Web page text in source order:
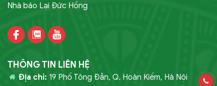
Nhà báo Lại Đức Hồng
THÔNG TIN LIÊN HỆ
Địa chỉ: 19 Phố Tông Đản, Q. Hoàn Kiếm, Hà Nội